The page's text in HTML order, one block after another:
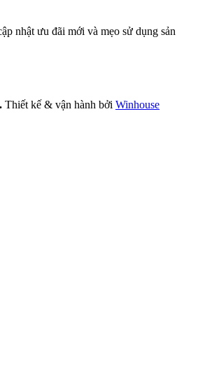
nhật ưu đãi mới và mẹo sử dụng sản
Thiết kế & vận hành bởi Winhouse